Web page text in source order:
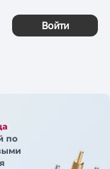
Войти
по